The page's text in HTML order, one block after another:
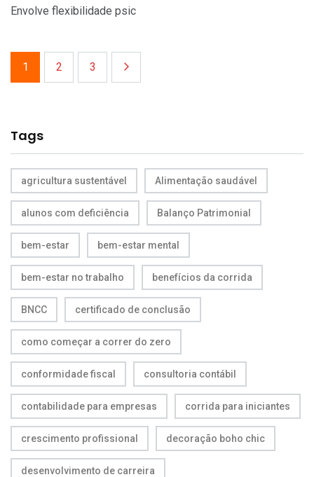
Envolve flexibilidade psic
1 2 3
Tags
agricultura sustentável Alimentação saudável
alunos com deficiência Balanço Patrimonial
bem-estar bem-estar mental
bem-estar no trabalho benefícios da corrida
BNCC certificado de conclusão
como começar a correr do zero
conformidade fiscal consultoria contábil
contabilidade para empresas corrida para iniciantes
crescimento profissional decoração boho chic
desenvolvimento de carreira